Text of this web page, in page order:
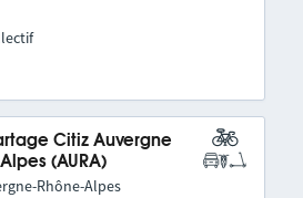
Citiz Auvergne
(AURA)
Rhône-Alpes